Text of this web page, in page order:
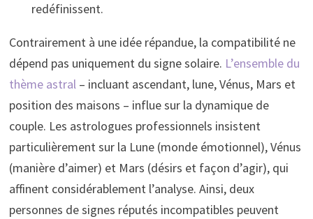
redéfinissent.
Contrairement à une idée répandue, la compatibilité ne
dépend pas uniquement du signe solaire. L’ensemble du
thème astral– incluant ascendant, lune, Vénus, Mars et
position des maisons – influe sur la dynamique de
couple. Les astrologues professionnels insistent
particulièrement sur la Lune (monde émotionnel), Vénus
(manière d’aimer) et Mars (désirs et façon d’agir), qui
affinent considérablement l’analyse. Ainsi, deux
personnes de signes réputés incompatibles peuvent